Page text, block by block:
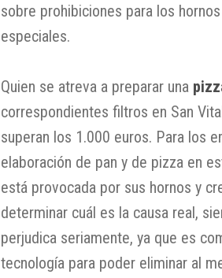
sobre prohibiciones para los
especiales.
Quien se atreva a preparar una
correspondientes filtros en San
superan los 1.000 euros. Para los
elaboración de pan y de pizza en
está provocada por sus hornos y
determinar cuál es la causa real,
perjudica seriamente, ya que es
tecnología para poder eliminar al